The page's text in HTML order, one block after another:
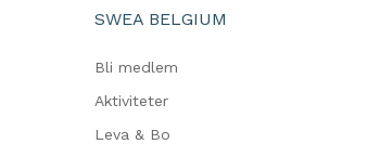
SWEA BELGIUM
Bli medlem
Aktiviteter
Leva & Bo